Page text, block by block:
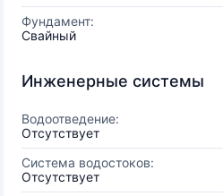
Фундамент:
Свайный
Инженерные системы
Водоотведение:
Отсутствует
Система водостоков:
Отсутствует